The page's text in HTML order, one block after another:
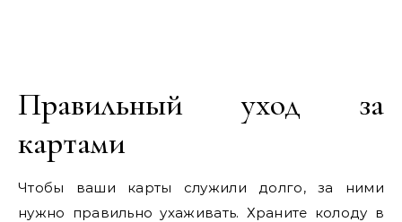
Правильный уход за
картами
Чтобы ваши карты служили долго, за ними
нужно правильно ухаживать. Храните колоду в